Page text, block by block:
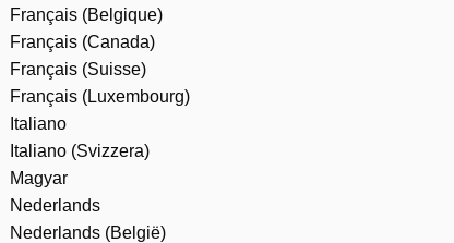
Français (Belgique)
Français (Canada)
Français (Suisse)
Français (Luxembourg)
Italiano
Italiano (Svizzera)
Magyar
Nederlands
Nederlands (België)